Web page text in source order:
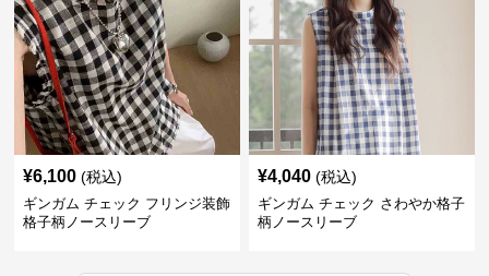
¥6,100 (税込)
ギンガム チェック フリンジ装飾
格子柄ノースリーブ
¥4,040 (税込)
ギンガム チェック さわやか格子
柄ノースリーブ